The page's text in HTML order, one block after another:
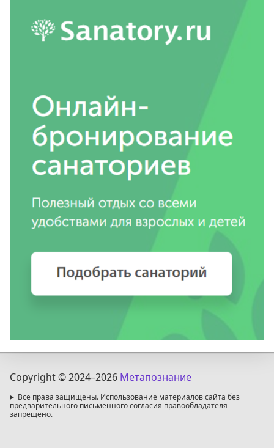
Copyright © 2024–2026 Метапознание
Все права защищены. Использование материалов сайта без
предварительного письменного согласия правообладателя
запрещено.